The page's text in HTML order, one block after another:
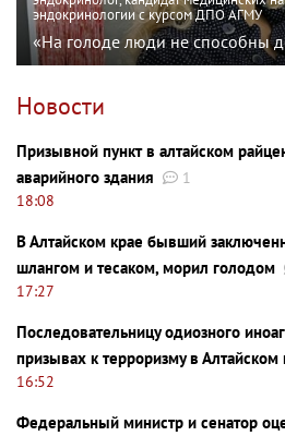
эндокринологии с курсом ДПО АГМУ
«На голоде люди не способны
Новости
Призывной пункт в алтайском
аварийного здания
1
18:08
В Алтайском крае бывший
шлангом и тесаком, морил голодом
17:27
Последовательницу одиозного
призывах к терроризму в Алтайском
16:52
Федеральный министр и сенатор